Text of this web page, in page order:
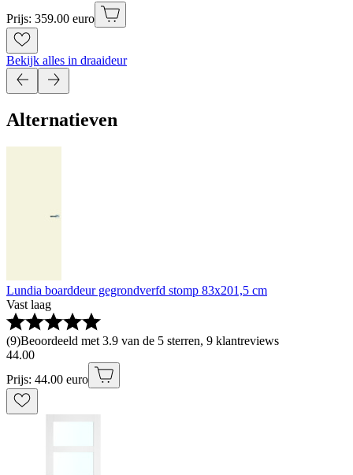
Prijs: 359.00 euro
Bekijk alles in draaideur
Alternatieven
Lundia boarddeur gegrondverfd stomp 83x201,5 cm
Vast laag
(9)Beoordeeld met 3.9 van de 5 sterren, 9 klantreviews
44.00
Prijs: 44.00 euro